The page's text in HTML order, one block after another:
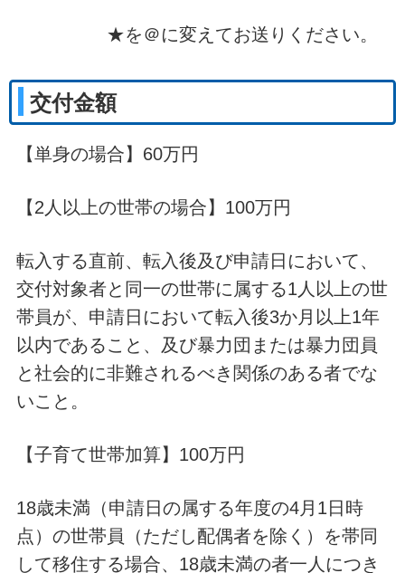
★を＠に変えてお送りください。
交付金額
【単身の場合】60万円
【2人以上の世帯の場合】100万円
転入する直前、転入後及び申請日において、
交付対象者と同一の世帯に属する1人以上の世
帯員が、申請日において転入後3か月以上1年
以内であること、及び暴力団または暴力団員
と社会的に非難されるべき関係のある者でな
いこと。
【子育て世帯加算】100万円
18歳未満（申請日の属する年度の4月1日時
点）の世帯員（ただし配偶者を除く）を帯同
して移住する場合、18歳未満の者一人につき